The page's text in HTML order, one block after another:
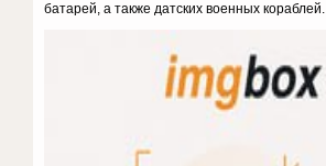
батарей, а также датских военных кораблей.